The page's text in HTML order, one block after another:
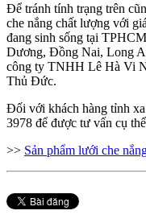
Để tránh tính trạng trên
che nắng chất lượng với
đang sinh sống tại
Dương, Đồng Nai, Long
công ty TNHH Lê Hà Vi
Thủ Đức.
Đối với khách hàng tỉnh
3978 để được tư vấn cụ
>> Sản phẩm lưới che